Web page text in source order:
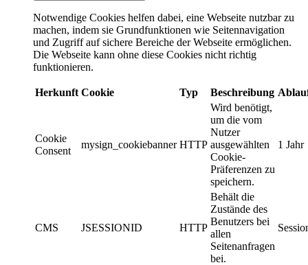
Notwendige Cookies helfen dabei, eine Webseite nutzbar zu
machen, indem sie Grundfunktionen wie Seitennavigation
und Zugriff auf sichere Bereiche der Webseite ermöglichen.
Die Webseite kann ohne diese Cookies nicht richtig
funktionieren.
Herkunft Cookie Typ Beschreibung
Cookie
Consent
mysign_cookiebanner HTTP
Wird benötigt,
um die vom
Nutzer
ausgewählten
Cookie-
Präferenzen zu
speichern.
1 Jahr
CMS JSESSIONID HTTP
Behält die
Zustände des
Benutzers bei
allen
Seitenanfragen
bei.